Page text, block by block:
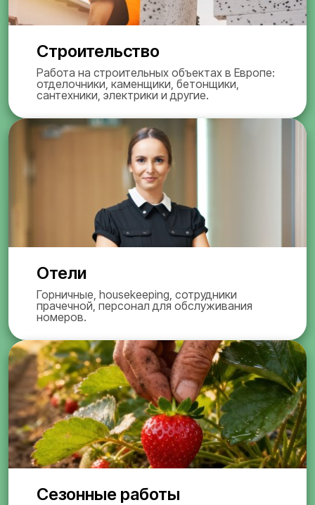
Строительство
Работа на строительных объектах в Европе:
отделочники, каменщики, бетонщики,
сантехники, электрики и другие.
Отели
Горничные, housekeeping, сотрудники
прачечной, персонал для обслуживания
номеров.
Сезонные работы